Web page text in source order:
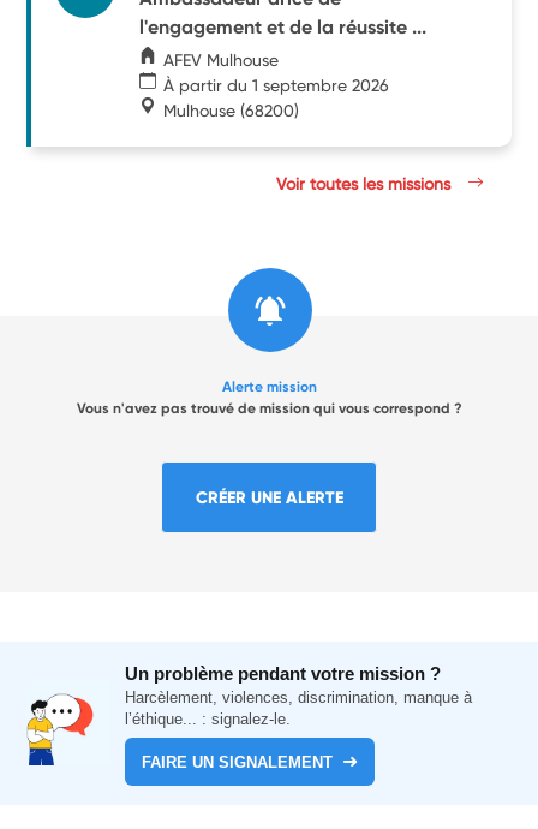
l'engagement et de la réussite ...
AFEV Mulhouse
À partir du 1 septembre 2026
Mulhouse (68200)
Voir toutes les missions
Alerte mission
Vous n'avez pas trouvé de mission qui vous correspond ?
CRÉER UNE ALERTE
Un problème pendant votre mission ?
Harcèlement, violences, discrimination, manque à
l’éthique... : signalez-le.
FAIRE UN SIGNALEMENT